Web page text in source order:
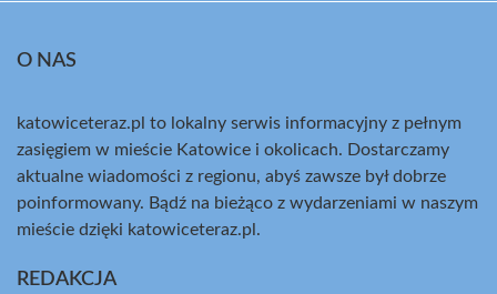
O NAS
katowiceteraz.pl to lokalny serwis informacyjny z pełnym
zasięgiem w mieście Katowice i okolicach. Dostarczamy
aktualne wiadomości z regionu, abyś zawsze był dobrze
poinformowany. Bądź na bieżąco z wydarzeniami w naszym
mieście dzięki katowiceteraz.pl.
REDAKCJA